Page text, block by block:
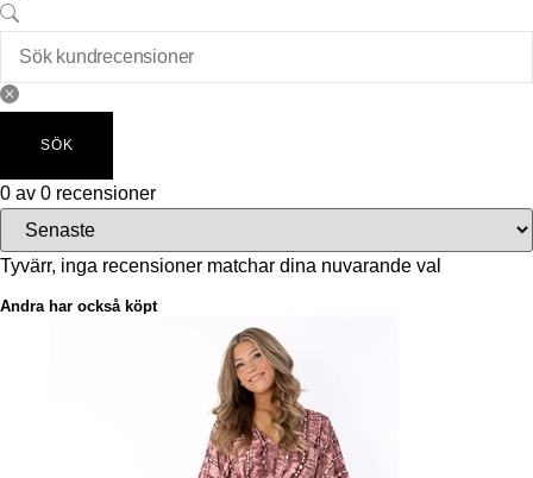
SÖK
0 av 0 recensioner
Tyvärr, inga recensioner matchar dina nuvarande val
Andra har också köpt